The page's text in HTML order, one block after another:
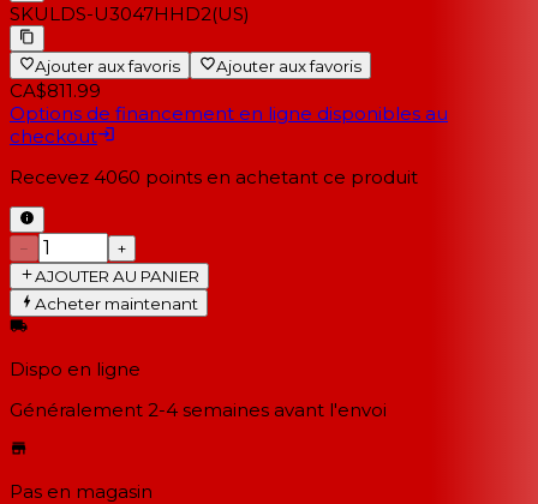
SKULDS-U3047HHD2(US)
Ajouter aux favoris Ajouter aux favoris
CA$811.99
Options de financement en ligne disponibles au
checkout
Recevez 4060 points en achetant ce produit
−
+
AJOUTER AU PANIER
Acheter maintenant
Dispo en ligne
Généralement 2-4 semaines avant l'envoi
Pas en magasin